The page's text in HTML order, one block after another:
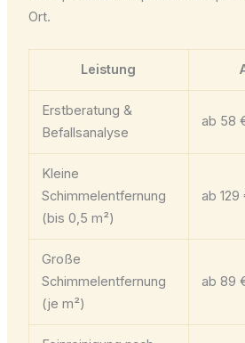
Ort.
Leistung
Erstberatung &
Befallsanalyse
ab 58
Kleine
Schimmelentfernung
(bis 0,5 m²)
ab 129
Große
Schimmelentfernung
(je m²)
ab 89